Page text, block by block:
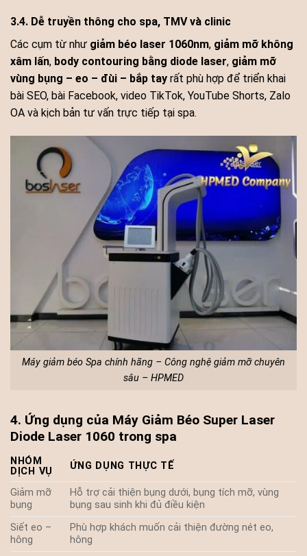
3.4. Dễ truyền thông cho spa, TMV và clinic
Các cụm từ như giảm béo laser 1060nm, giảm mỡ không
xâm lấn, body contouring bằng diode laser, giảm mỡ
vùng bụng – eo – đùi – bắp tay rất phù hợp để triển khai
bài SEO, bài Facebook, video TikTok, YouTube Shorts, Zalo
OA và kịch bản tư vấn trực tiếp tại spa.
Máy giảm béo Spa chính hãng – Công nghệ giảm mỡ chuyên
sâu – HPMED
4. Ứng dụng của Máy Giảm Béo Super Laser
Diode Laser 1060 trong spa
NHÓM
DỊCH VỤ
ỨNG DỤNG THỰC TẾ
Giảm mỡ
bụng
Hỗ trợ cải thiện bụng dưới, bụng tích mỡ, vùng
bụng sau sinh khi đủ điều kiện
Siết eo –
hông
Phù hợp khách muốn cải thiện đường nét eo,
hông